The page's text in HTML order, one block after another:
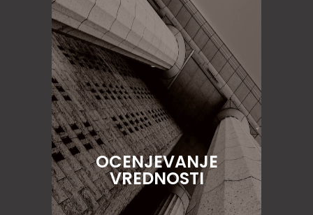
OCENJEVANJE
VREDNOSTI